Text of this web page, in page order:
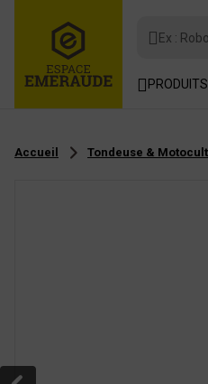
Ex :
PRODUITS
Accueil Tondeuse &